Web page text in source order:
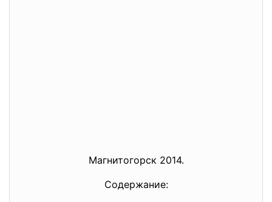
Магнитогорск 2014.
Содержание: